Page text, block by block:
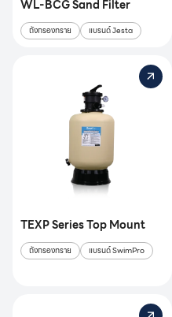
WL-BCG Sand Filter
ถังกรองทราย แบรนด์ Jesta
TEXP Series Top Mount
ถังกรองทราย แบรนด์ SwimPro